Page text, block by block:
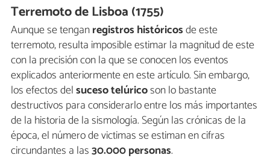
Terremoto de Lisboa (1755)
Aunque se tenganregistros históricosde este
terremoto, resulta imposible estimar la magnitud de este
con la precisión con la que se conocen los eventos
explicados anteriormente en este artículo. Sin embargo,
los efectos delsuceso telúricoson lo bastante
destructivos para considerarlo entre los más importantes
de la historia de la sismología. Según las crónicas de la
época, el número de victimas se estiman en cifras
circundantes a las30.000 personas.